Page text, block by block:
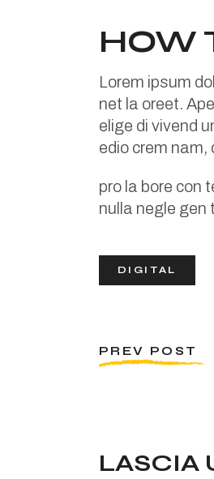
HOW
Lorem ipsum
net la oreet.
elige di vivend
edio crem nam,
pro la bore con
nulla negle gen
DIGITAL
PREV POST
LASCIA